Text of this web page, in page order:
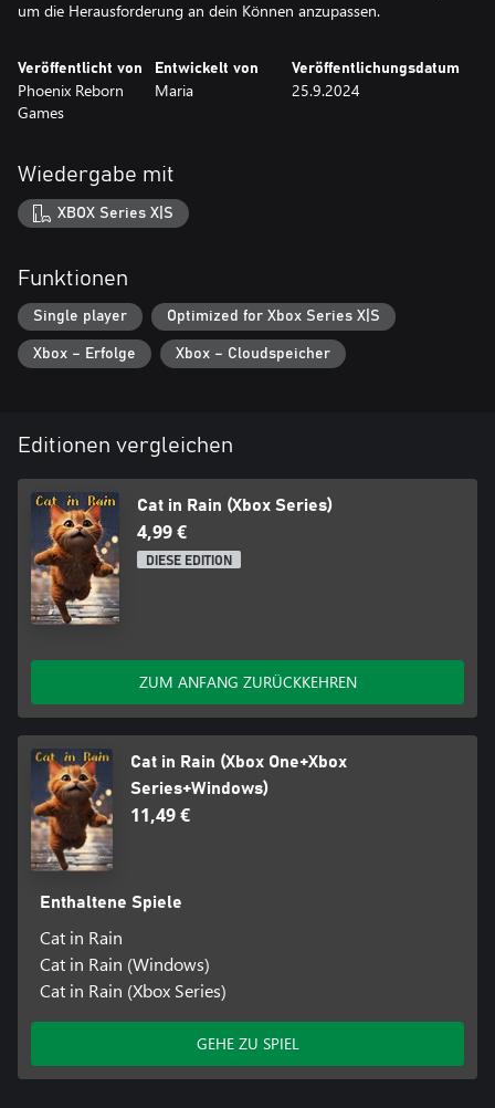
Veröffentlicht von
Phoenix Reborn
Games
Entwickelt von
Maria
Veröffentlichungsdatum
25.9.2024
Wiedergabe mit
XBOX Series X|S
Funktionen
Single player Optimized for Xbox Series X|S
Xbox – Erfolge Xbox – Cloudspeicher
Editionen vergleichen
Cat in Rain (Xbox Series)
4,99 €
DIESE EDITION
ZUM ANFANG ZURÜCKKEHREN
Cat in Rain (Xbox One+Xbox
Series+Windows)
11,49 €
Enthaltene Spiele
Cat in Rain
Cat in Rain (Windows)
Cat in Rain (Xbox Series)
GEHE ZU SPIEL